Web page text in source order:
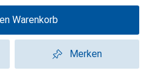
Warenkorb
Merken